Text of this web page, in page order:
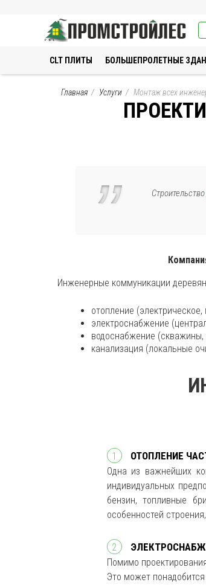
Промстройлес
CLT ПЛИТЫ БОЛЬШЕПРОЛЕТНЫЕ
Главная Услуги Монтаж всех
Строительство
Инженерные коммуникации
отопление
электроснабжение
водоснабжение (скважины,
канализация (локальные
ОТОПЛЕНИЕ
Одна из важнейших
индивидуальных
бензин, топливные
особенностей
Помимо
Это может